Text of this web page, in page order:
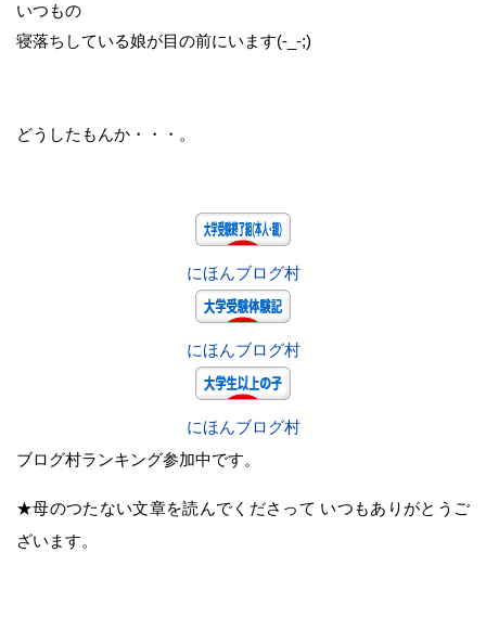
いつもの
寝落ちしている娘が目の前にいます(-_-;)
どうしたもんか・・・。
にほんブログ村
にほんブログ村
にほんブログ村
ブログ村ランキング参加中です。
★母のつたない文章を読んでくださって いつもありがとうご
ざいます。